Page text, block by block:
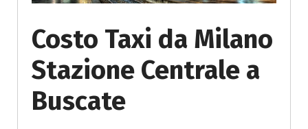
Costo Taxi da Milano
Stazione Centrale a
Buscate